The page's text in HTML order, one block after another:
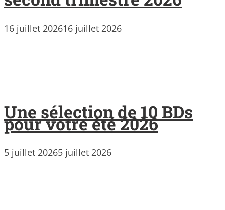
16 juillet 202616 juillet 2026
Une sélection de 10 BDs
pour votre été 2026
5 juillet 20265 juillet 2026